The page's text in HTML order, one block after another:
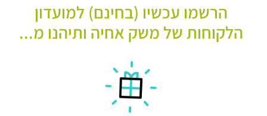
הרשמו עכשיו (בחינם) למועדון
הלקוחות של משק אחיה ותיהנו מ...